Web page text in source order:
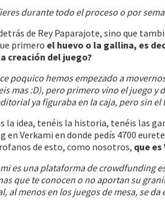
durante todo el proceso o por
de Rey Paparajote, sino que
primero el huevo o la gallina, es
creación del juego?
poquico hemos empezado a
mas :D), pero primero vino el juego
ya figuraba en la caja, pero sin
la idea, tenéis la historia, tenéis las
en Verkami en donde pedís 4700
de esto, como nosotros, que
es una plataforma de crowdfunding
que te conocen o no aportan su
al menos en los juegos de mesa, se